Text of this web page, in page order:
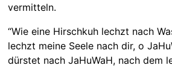
vermitteln.
“Wie eine Hirschkuh lechzt nach
lechzt meine Seele nach dir, o
dürstet nach JaHuWaH, nach dem